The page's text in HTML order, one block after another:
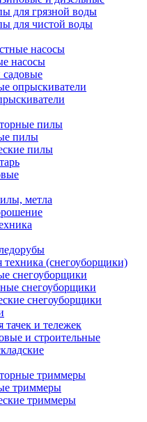
для грязной воды
для чистой воды
насосы
насосы
опрыскиватели
пилы
пилы
пилы
метла
техника (снегоуборщики)
снегоуборщики
снегоуборщики
снегоуборщики
тачек и тележек
и строительные
триммеры
триммеры
триммеры